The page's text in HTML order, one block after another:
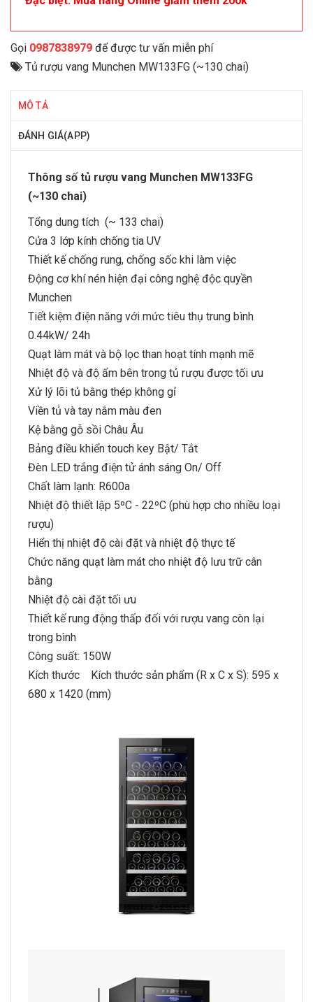
Gọi 0987838979 để được tư vấn miễn phí
Tủ rượu vang Munchen MW133FG (~130 chai)
MÔ TẢ
ĐÁNH GIÁ(APP)
Thông số tủ rượu vang Munchen MW133FG
(~130 chai)
Tổng dung tích (~ 133 chai)
Cửa 3 lớp kính chống tia UV
Thiết kế chống rung, chống sốc khi làm việc
Động cơ khí nén hiện đại công nghệ độc quyền
Munchen
Tiết kiệm điện năng với mức tiêu thụ trung bình
0.44kW/ 24h
Quạt làm mát và bộ lọc than hoạt tính mạnh mẽ
Nhiệt độ và độ ẩm bên trong tủ rượu được tối ưu
Xử lý lõi tủ bằng thép không gỉ
Viền tủ và tay nắm màu đen
Kệ bằng gỗ sồi Châu Âu
Bảng điều khiển touch key Bật/ Tắt
Đèn LED trắng điện tử ánh sáng On/ Off
Chất làm lạnh: R600a
Nhiệt độ thiết lập 5ºC - 22ºC (phù hợp cho nhiều loại
rượu)
Hiển thị nhiệt độ cài đặt và nhiệt độ thực tế
Chức năng quạt làm mát cho nhiệt độ lưu trữ cân
bằng
Nhiệt độ cài đặt tối ưu
Thiết kế rung động thấp đối với rượu vang còn lại
trong bình
Công suất: 150W
Kích thước Kích thước sản phẩm (R x C x S): 595 x
680 x 1420 (mm)